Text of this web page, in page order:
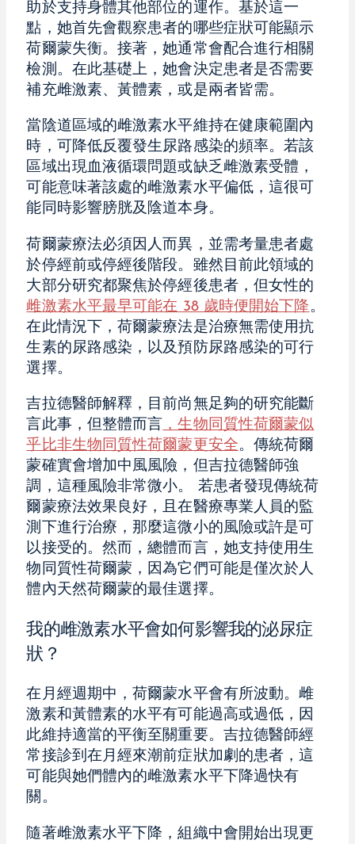
助於支持身體其他部位的運作。基於這一
點，她首先會觀察患者的哪些症狀可能顯示
荷爾蒙失衡。接著，她通常會配合進行相關
檢測。在此基礎上，她會決定患者是否需要
補充雌激素、黃體素，或是兩者皆需。
當陰道區域的雌激素水平維持在健康範圍內
時，可降低反覆發生尿路感染的頻率。若該
區域出現血液循環問題或缺乏雌激素受體，
可能意味著該處的雌激素水平偏低，這很可
能同時影響膀胱及陰道本身。
荷爾蒙療法必須因人而異，並需考量患者處
於停經前或停經後階段。雖然目前此領域的
大部分研究都聚焦於停經後患者，但女性的
雌激素水平最早可能在 38 歲時便開始下降 。
在此情況下，荷爾蒙療法是治療無需使用抗
生素的尿路感染，以及預防尿路感染的可行
選擇。
吉拉德醫師解釋，目前尚無足夠的研究能斷
言此事，但整體而言 ，生物同質性荷爾蒙似
乎比非生物同質性荷爾蒙更安全。傳統荷爾
蒙確實會增加中風風險，但吉拉德醫師強
調，這種風險非常微小。 若患者發現傳統荷
爾蒙療法效果良好，且在醫療專業人員的監
測下進行治療，那麼這微小的風險或許是可
以接受的。然而，總體而言，她支持使用生
物同質性荷爾蒙，因為它們可能是僅次於人
體內天然荷爾蒙的最佳選擇。
我的雌激素水平會如何影響我的泌尿症
狀？
在月經週期中，荷爾蒙水平會有所波動。雌
激素和黃體素的水平有可能過高或過低，因
此維持適當的平衡至關重要。吉拉德醫師經
常接診到在月經來潮前症狀加劇的患者，這
可能與她們體內的雌激素水平下降過快有
關。
隨著雌激素水平下降，組織中會開始出現更